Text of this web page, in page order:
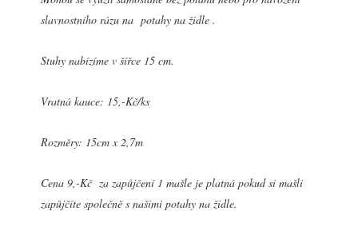
slavnostního rázu na potahy na židle .
Stuhy nabízíme v šířce 15 cm.
Vratná kauce: 15,-Kč/ks
Rozměry: 15cm x 2,7m
Cena 9,-Kč za zapůjčení 1 mašle je platná pokud si mašli
zapůjčíte společně s našimi potahy na židle.